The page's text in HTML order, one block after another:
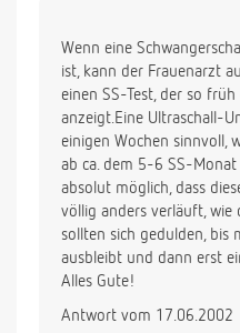
Wenn eine
ist, kann der Frauenarzt
einen SS-Test, der so
anzeigt.Eine Ultraschall-
einigen Wochen sinnvoll,
ab ca. dem 5-6 SS-
absolut möglich, dass
völlig anders verläuft, wie
sollten sich gedulden, bis
ausbleibt und dann erst
Alles Gute!
Antwort vom 17.06.2002